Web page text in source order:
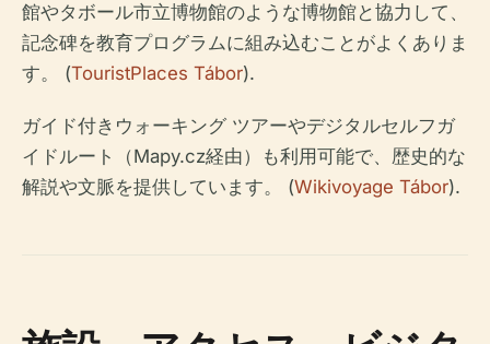
館やタボール市立博物館のような博物館と協力して、
記念碑を教育プログラムに組み込むことがよくありま
す。 (TouristPlaces Tábor).
ガイド付きウォーキング ツアーやデジタルセルフガ
イドルート（Mapy.cz経由）も利用可能で、歴史的な
解説や文脈を提供しています。 (Wikivoyage Tábor).